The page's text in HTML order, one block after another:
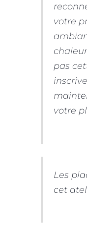
votre
pas
votre
Les
cet